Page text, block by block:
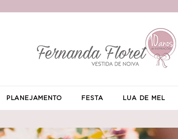
PLANEJAMENTO FESTA LUA DE MEL